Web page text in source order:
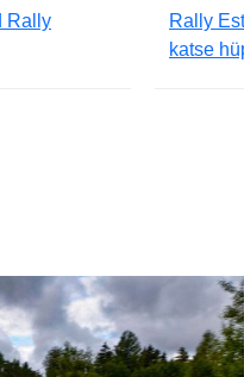
Rally
Rally
katse